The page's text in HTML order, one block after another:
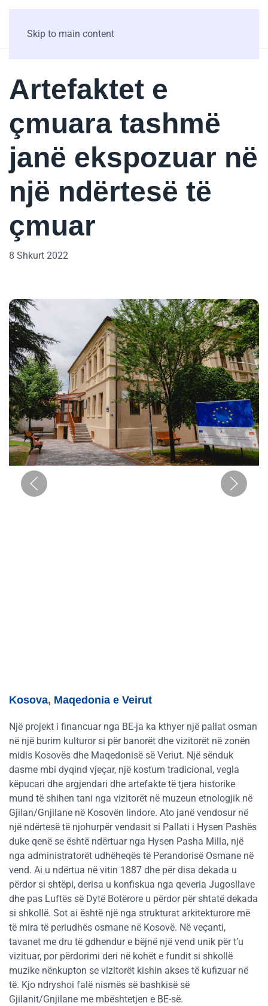
Skip to main content
Artefaktet e
çmuara tashmë
janë ekspozuar në
një ndërtesë të
çmuar
8 Shkurt 2022
Kosova, Maqedonia e Veirut
Një projekt i financuar nga BE-ja ka kthyer një pallat osman
në një burim kulturor si për banorët dhe vizitorët në zonën
midis Kosovës dhe Maqedonisë së Veriut. Një sënduk
dasme mbi dyqind vjeçar, një kostum tradicional, vegla
këpucari dhe argjendari dhe artefakte të tjera historike
mund të shihen tani nga vizitorët në muzeun etnologjik në
Gjilan/Gnjilane në Kosovën lindore. Ato janë vendosur në
një ndërtesë të njohurpër vendasit si Pallati i Hysen Pashës
duke qenë se është ndërtuar nga Hysen Pasha Milla, një
nga administratorët udhëheqës të Perandorisë Osmane në
vend. Ai u ndërtua në vitin 1887 dhe për disa dekada u
përdor si shtëpi, derisa u konfiskua nga qeveria Jugosllave
dhe pas Luftës së Dytë Botërore u përdor për shtatë dekada
si shkollë. Sot ai është një nga strukturat arkitekturore më
të mira të periudhës osmane në Kosovë. Në veçanti,
tavanet me dru të gdhendur e bëjnë një vend unik për t’u
vizituar, por përdorimi deri në kohët e fundit si shkollë
muzike nënkupton se vizitorët kishin akses të kufizuar në
të. Kjo ndryshoi falë nismës së bashkisë së
Gjilanit/Gnjilane me mbështetjen e BE-së.